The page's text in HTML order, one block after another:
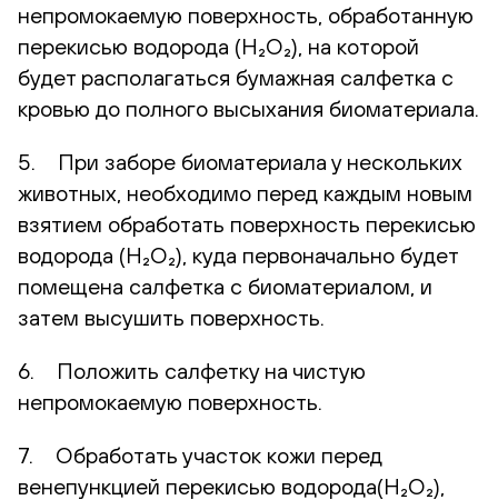
непромокаемую поверхность, обработанную
перекисью водорода (H₂O₂), на которой
будет располагаться бумажная салфетка с
кровью до полного высыхания биоматериала.
5. При заборе биоматериала у нескольких
животных, необходимо перед каждым новым
взятием обработать поверхность перекисью
водорода (H₂O₂), куда первоначально будет
помещена салфетка с биоматериалом, и
затем высушить поверхность.
6. Положить салфетку на чистую
непромокаемую поверхность.
7. Обработать участок кожи перед
венепункцией перекисью водорода(H₂O₂),